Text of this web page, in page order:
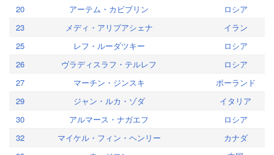
20
アーテム・カビブリン
ロシア
23
メディ・アリプアシェナ
イラン
25
レフ・ルーダツキー
ロシア
26
ヴラディスラフ・テルレフ
ロシア
27
マーチン・ジンスキ
ポーランド
29
ジャン・ルカ・ゾダ
イタリア
30
アルマース・ナガエフ
ロシア
32
マイケル・フィン・ヘンリー
カナダ